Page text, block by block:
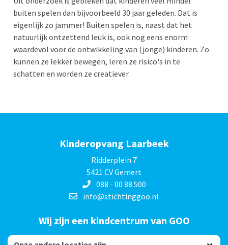
buiten spelen dan bijvoorbeeld 30 jaar geleden. Dat is
eigenlijk zo jammer! Buiten spelen is, naast dat het
natuurlijk ontzettend leuk is, ook nog eens enorm
waardevol voor de ontwikkeling van (jonge) kinderen. Zo
kunnen ze lekker bewegen, leren ze risico's in te
schatten en worden ze creatiever.
Kinderopvang Laarbeek
Ridderplein 7
5421 CV Gemert
088 - 00 88 500
info@stichtinggoo.nl
Wij zijn een kindcentrum van GOO